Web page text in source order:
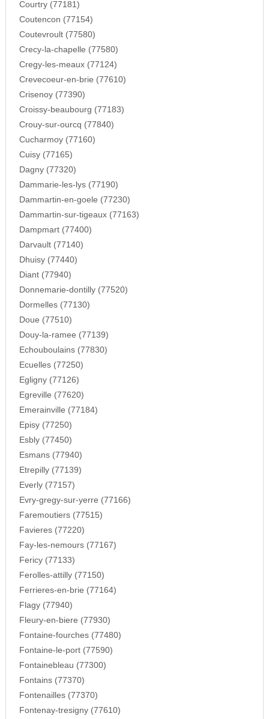
Courtry (77181)
Coutencon (77154)
Coutevroult (77580)
Crecy-la-chapelle (77580)
Cregy-les-meaux (77124)
Crevecoeur-en-brie (77610)
Crisenoy (77390)
Croissy-beaubourg (77183)
Crouy-sur-ourcq (77840)
Cucharmoy (77160)
Cuisy (77165)
Dagny (77320)
Dammarie-les-lys (77190)
Dammartin-en-goele (77230)
Dammartin-sur-tigeaux (77163)
Dampmart (77400)
Darvault (77140)
Dhuisy (77440)
Diant (77940)
Donnemarie-dontilly (77520)
Dormelles (77130)
Doue (77510)
Douy-la-ramee (77139)
Echouboulains (77830)
Ecuelles (77250)
Egligny (77126)
Egreville (77620)
Emerainville (77184)
Episy (77250)
Esbly (77450)
Esmans (77940)
Etrepilly (77139)
Everly (77157)
Evry-gregy-sur-yerre (77166)
Faremoutiers (77515)
Favieres (77220)
Fay-les-nemours (77167)
Fericy (77133)
Ferolles-attilly (77150)
Ferrieres-en-brie (77164)
Flagy (77940)
Fleury-en-biere (77930)
Fontaine-fourches (77480)
Fontaine-le-port (77590)
Fontainebleau (77300)
Fontains (77370)
Fontenailles (77370)
Fontenay-tresigny (77610)